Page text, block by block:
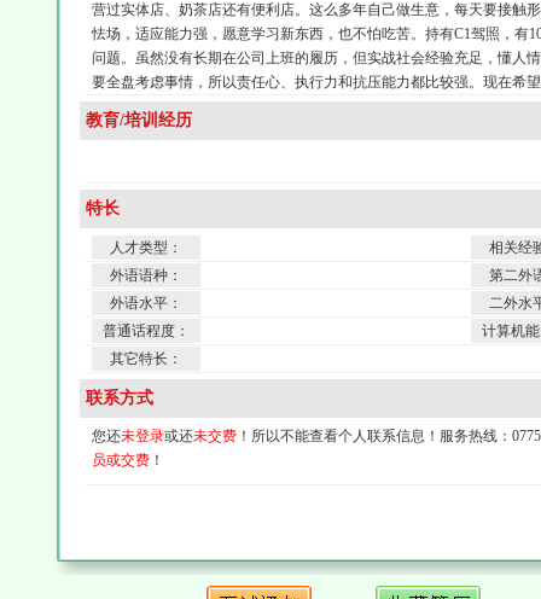
营过实体店、奶茶店还有便利店。这么多年自己做生意，每天要接触
怯场，适应能力强，愿意学习新东西，也不怕吃苦。持有C1驾照，有
问题。虽然没有长期在公司上班的履历，但实战社会经验充足，懂人
要全盘考虑事情，所以责任心、执行力和抗压能力都比较强。现在希
教育/培训经历
特长
人才类型：
相关经
外语语种：
第二外
外语水平：
二外水
普通话程度：
计算机
其它特长：
联系方式
您还未登录或还未交费 ！所以不能查看个人联系信息！服务热线：
员或交费 ！